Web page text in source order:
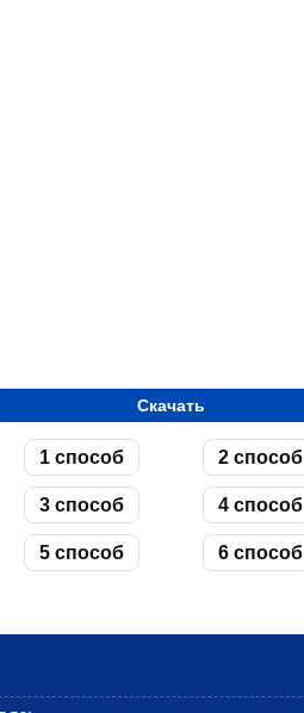
Скачать
1 способ 2 способ
3 способ 4 способ
5 способ 6 способ